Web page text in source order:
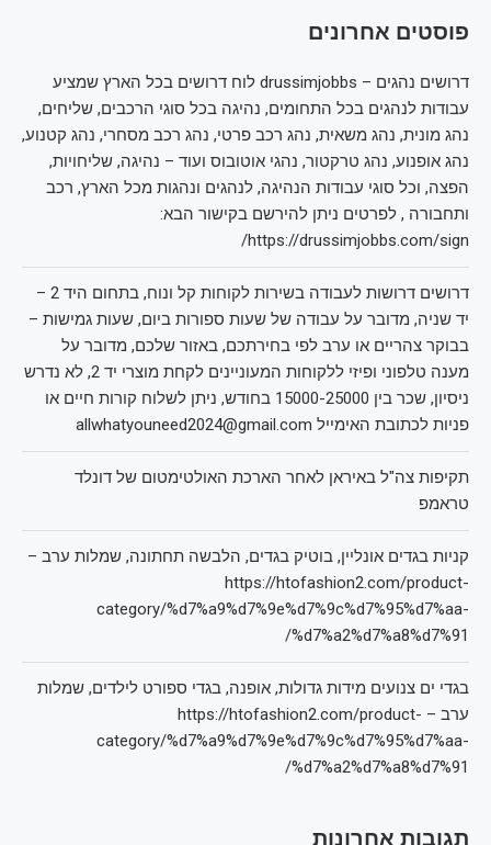
פוסטים אחרונים
דרושים נהגים – drussimjobbs לוח דרושים בכל הארץ שמציע
עבודות לנהגים בכל התחומים, נהיגה בכל סוגי הרכבים, שליחים,
נהג מונית, נהג משאית, נהג רכב פרטי, נהג רכב מסחרי, נהג קטנוע,
נהג אופנוע, נהג טרקטור, נהגי אוטובוס ועוד – נהיגה, שליחויות,
הפצה, וכל סוגי עבודות הנהיגה, לנהגים ונהגות מכל הארץ, רכב
ותחבורה , לפרטים ניתן להירשם בקישור הבא:
https://drussimjobbs.com/sign/
דרושים דרושות לעבודה בשירות לקוחות קל ונוח, בתחום היד 2 –
יד שניה, מדובר על עבודה של שעות ספורות ביום, שעות גמישות –
בבוקר צהריים או ערב לפי בחירתכם, באזור שלכם, מדובר על
מענה טלפוני ופיזי ללקוחות המעוניינים לקחת מוצרי יד 2, לא נדרש
ניסיון, שכר בין 15000-25000 בחודש, ניתן לשלוח קורות חיים או
פניות לכתובת האימייל allwhatyouneed2024@gmail.com
תקיפות צה"ל באיראן לאחר הארכת האולטימטום של דונלד
טראמפ
קניות בגדים אונליין, בוטיק בגדים, הלבשה תחתונה, שמלות ערב –
https://htofashion2.com/product-
category/%d7%a9%d7%9e%d7%9c%d7%95%d7%aa-
%d7%a2%d7%a8%d7%91/
בגדי ים צנועים מידות גדולות, אופנה, בגדי ספורט לילדים, שמלות
ערב – https://htofashion2.com/product-
category/%d7%a9%d7%9e%d7%9c%d7%95%d7%aa-
%d7%a2%d7%a8%d7%91/
תגובות אחרונות